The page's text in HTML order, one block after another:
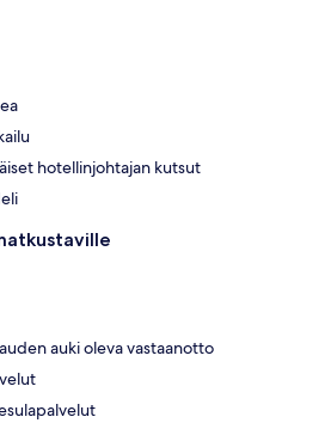
hotellinjohtajan kutsut
auki oleva vastaanotto